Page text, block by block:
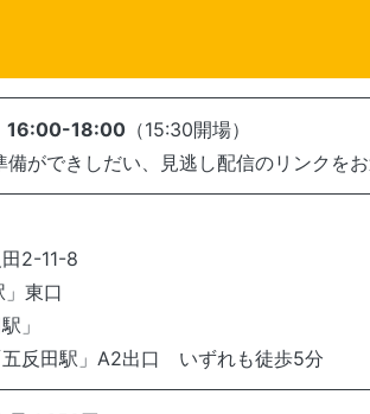
16:00-18:00（15:30開場）
備ができしだい、見逃し配信のリンクを
2-11-8
東口
」
反田駅」A2出口 いずれも徒歩5分